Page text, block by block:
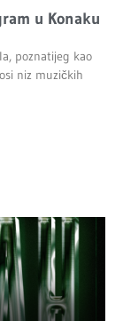
u Konaku
poznatijeg kao
niz muzičkih